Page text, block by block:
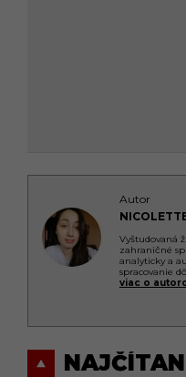
Autor
Vyštudovaná
zahraničné
analyticky a
spracovanie
viac o